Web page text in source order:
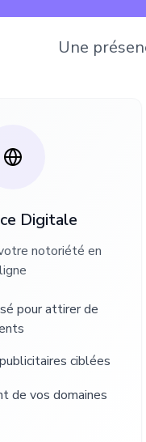
Une
Digitale
notoriété en
ligne
pour attirer de
ciblées
de vos domaines